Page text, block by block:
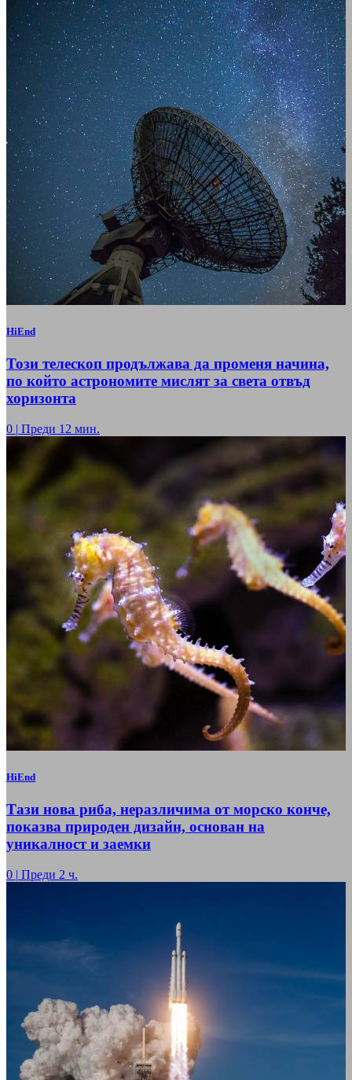
HiEnd
Този телескоп продължава да променя начина,
по който астрономите мислят за света отвъд
хоризонта
0 | Преди 12 мин.
HiEnd
Тази нова риба, неразличима от морско конче,
показва природен дизайн, основан на
уникалност и заемки
0 | Преди 2 ч.